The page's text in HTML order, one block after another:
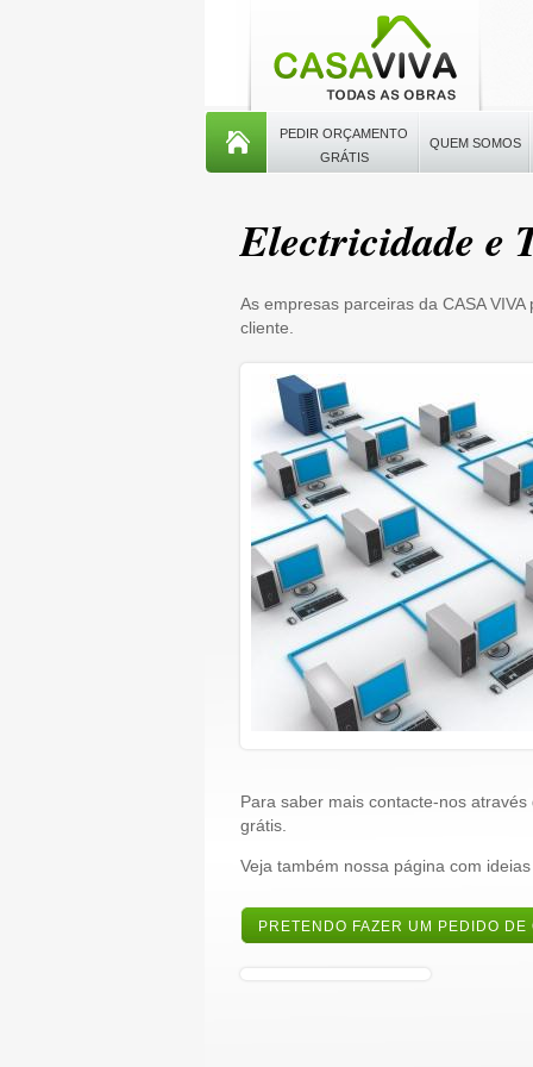
PEDIR ORÇAMENTO
GRÁTIS
QUEM SOMOS
Electricidade e
As empresas parceiras da CASA
cliente.
Para saber mais contacte-nos
grátis.
Veja também nossa página com
PRETENDO FAZER UM PEDIDO